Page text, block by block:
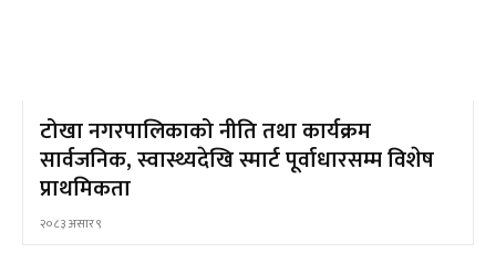
टोखा नगरपालिकाको नीति तथा कार्यक्रम
सार्वजनिक, स्वास्थ्यदेखि स्मार्ट पूर्वाधारसम्म विशेष
प्राथमिकता
२०८३ असार ९